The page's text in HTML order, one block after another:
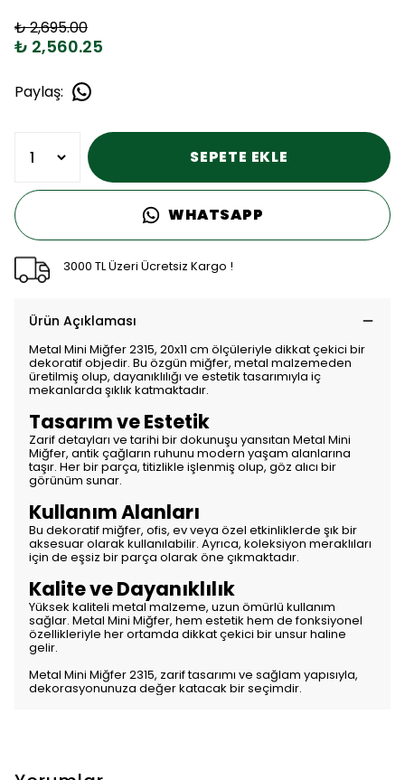
₺ 2,695.00
₺ 2,560.25
Paylaş:
SEPETE EKLE
WHATSAPP
3000 TL Üzeri Ücretsiz Kargo !
Ürün Açıklaması
Metal Mini Miğfer 2315, 20x11 cm ölçüleriyle dikkat çekici bir
dekoratif objedir. Bu özgün miğfer, metal malzemeden
üretilmiş olup, dayanıklılığı ve estetik tasarımıyla iç
mekanlarda şıklık katmaktadır.
Tasarım ve Estetik
Zarif detayları ve tarihi bir dokunuşu yansıtan Metal Mini
Miğfer, antik çağların ruhunu modern yaşam alanlarına
taşır. Her bir parça, titizlikle işlenmiş olup, göz alıcı bir
görünüm sunar.
Kullanım Alanları
Bu dekoratif miğfer, ofis, ev veya özel etkinliklerde şık bir
aksesuar olarak kullanılabilir. Ayrıca, koleksiyon meraklıları
için de eşsiz bir parça olarak öne çıkmaktadır.
Kalite ve Dayanıklılık
Yüksek kaliteli metal malzeme, uzun ömürlü kullanım
sağlar. Metal Mini Miğfer, hem estetik hem de fonksiyonel
özellikleriyle her ortamda dikkat çekici bir unsur haline
gelir.
Metal Mini Miğfer 2315, zarif tasarımı ve sağlam yapısıyla,
dekorasyonunuza değer katacak bir seçimdir.